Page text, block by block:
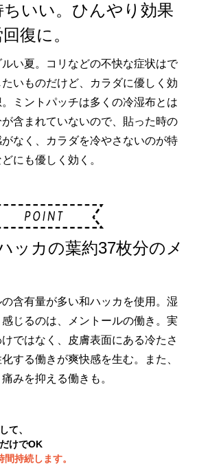
ちいい。ひんやり効果
復に。
い夏。コリなどの不快な症状はで
いものだけど、カラダに優しく効
ミントパッチは多くの冷湿布とは
含まれていないので、貼った時の
なく、カラダを冷やさないのが特
にも優しく効く。
ッカの葉約37枚分のメ
含有量が多い和ハッカを使用。湿
じるのは、メントールの働き。実
ではなく、皮膚表面にある冷たさ
する働きが爽快感を生む。また、
みを抑える働きも。
て、
けでOK
持続します。